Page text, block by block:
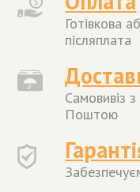
Готівкова
післяплата
Самовивіз
Поштою